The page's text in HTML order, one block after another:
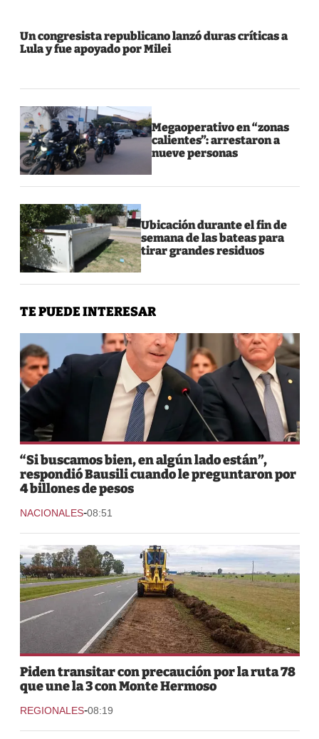
Un congresista republicano lanzó duras críticas a
Lula y fue apoyado por Milei
Megaoperativo en “zonas
calientes”: arrestaron a
nueve personas
Ubicación durante el fin de
semana de las bateas para
tirar grandes residuos
TE PUEDE INTERESAR
“Si buscamos bien, en algún lado están”,
respondió Bausili cuando le preguntaron por
4 billones de pesos
NACIONALES-08:51
Piden transitar con precaución por la ruta 78
que une la 3 con Monte Hermoso
REGIONALES-08:19